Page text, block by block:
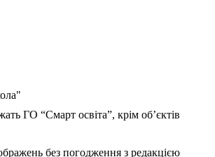
ГО “Смарт освіта”, крім об’єктів
без погодження з редакцією